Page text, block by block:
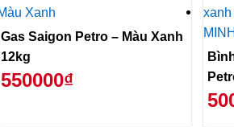
Gas Saigon Petro – Màu Xanh
12kg
550000₫